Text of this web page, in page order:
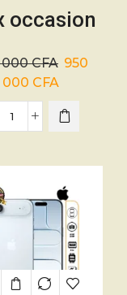
occasion
256Go –
– 01
mois
000CFA 950
000 CFA